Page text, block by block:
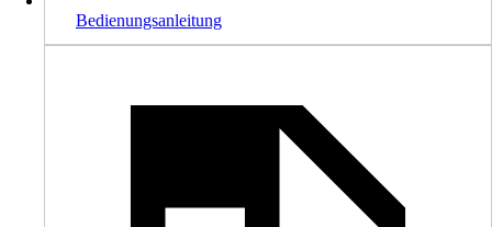
Bedienungsanleitung